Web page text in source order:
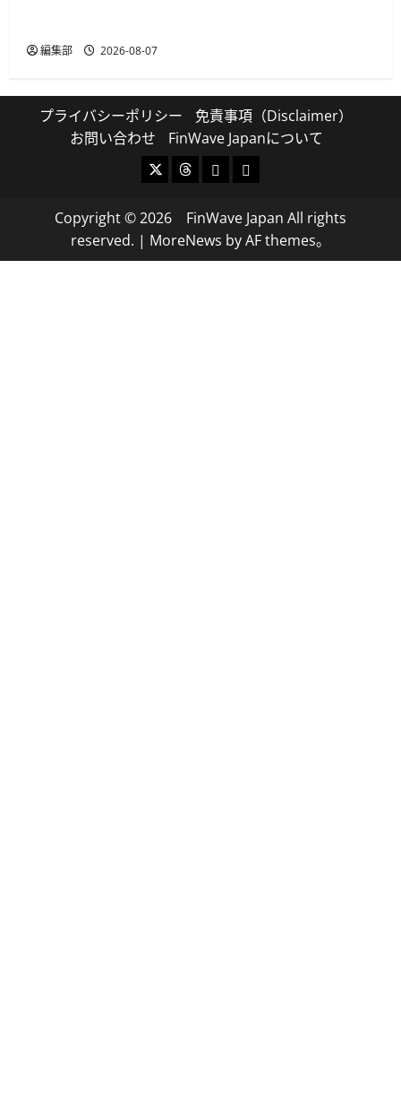
編集部 2026-08-07
プライバシーポリシー
免責事項（Disclaimer）
お問い合わせ
FinWave Japanについて
X ThreadsBlueskyMastodon
Copyright © 2026 FinWave Japan All rights
reserved. | MoreNews by AF themes。